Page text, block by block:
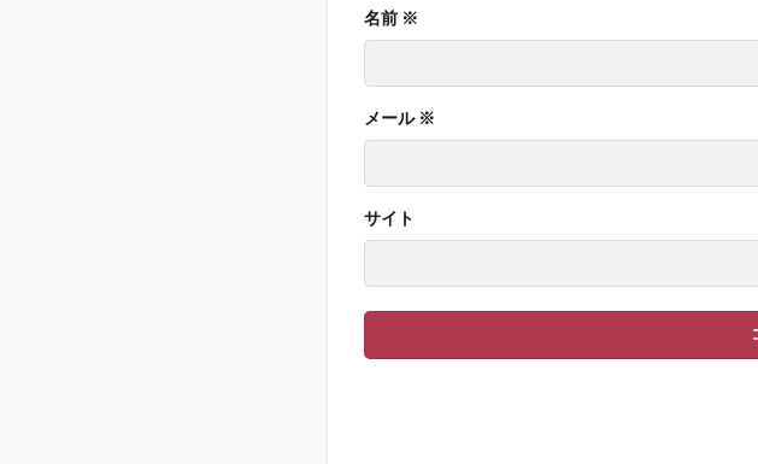
名前 ※
メール ※
サイト